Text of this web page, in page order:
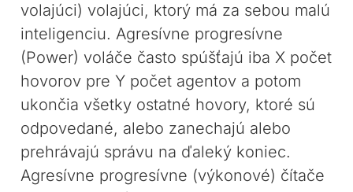
volajúci) volajúci, ktorý má za sebou malú
inteligenciu. Agresívne progresívne
(Power) voláče často spúšťajú iba X počet
hovorov pre Y počet agentov a potom
ukončia všetky ostatné hovory, ktoré sú
odpovedané, alebo zanechajú alebo
prehrávajú správu na ďaleký koniec.
Agresívne progresívne (výkonové) čítače